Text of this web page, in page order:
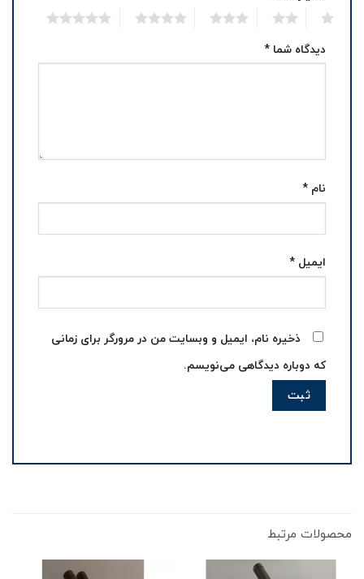
دیدگاه شما *
نام *
ایمیل *
ذخیره نام، ایمیل و وبسایت من در مرورگر برای زمانی
که دوباره دیدگاهی می‌نویسم.
محصولات مرتبط